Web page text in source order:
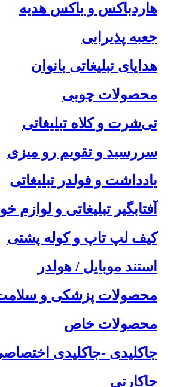
هاردباکس و باکس هدیه
جعبه پذیرایی
هدایای تبلیغاتی بانوان
محصولات چوبی
تی‌شرت و کلاه تبلیغاتی
سررسید و تقویم رو میزی
یادداشت و فولدر تبلیغاتی
آفتابگیر تبلیغاتی و لوازم
کیف لپ تاپ و کوله پشتی
استند موبایل / هولدر
محصولات پزشکی و
محصولات خاص
جاکلیدی -جاکلیدی
جاکارتی